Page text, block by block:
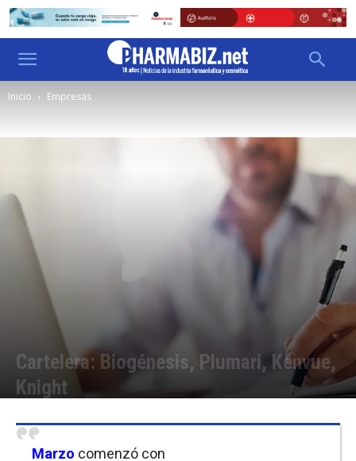
Inicio Empresas
Cartelera: Biogénesis, Plumari, Kenvue,
Knight
Marzo comenzó con